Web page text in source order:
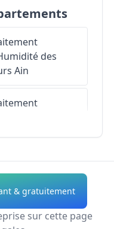
des
Ain
des
Allier
& gratuitement
sur cette page